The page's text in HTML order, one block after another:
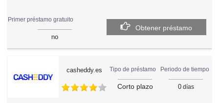
Primer préstamo gratuito
no
Obtener préstamo
casheddy.es Tipo de préstamo
Corto plazo
Periodo de tiempo
0días